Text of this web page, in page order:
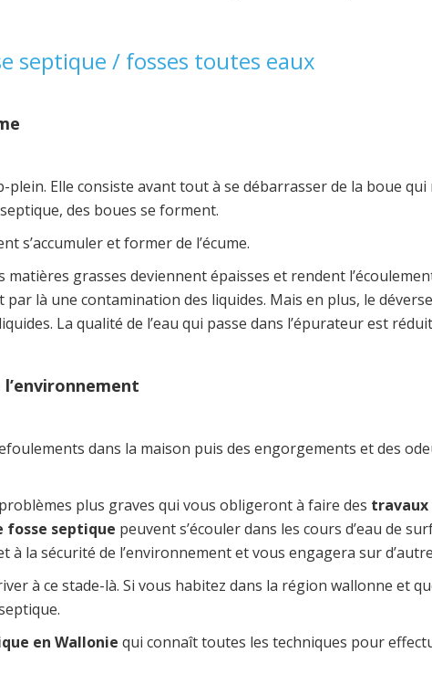
septique / fosses toutes eaux
Elle consiste avant tout à se débarrasser de la boue
des boues se forment.
s’accumuler et former de l’écume.
grasses deviennent épaisses et rendent
là une contamination des liquides. Mais en plus, le
La qualité de l’eau qui passe dans l’épurateur est
dans la maison puis des engorgements et des
plus graves qui vous obligeront à faire des travaux
fosse septique peuvent s’écouler dans les cours d’eau de
à la sécurité de l’environnement et vous engagera sur
à ce stade-là. Si vous habitez dans la région wallonne et
en Wallonie qui connaît toutes les techniques pour